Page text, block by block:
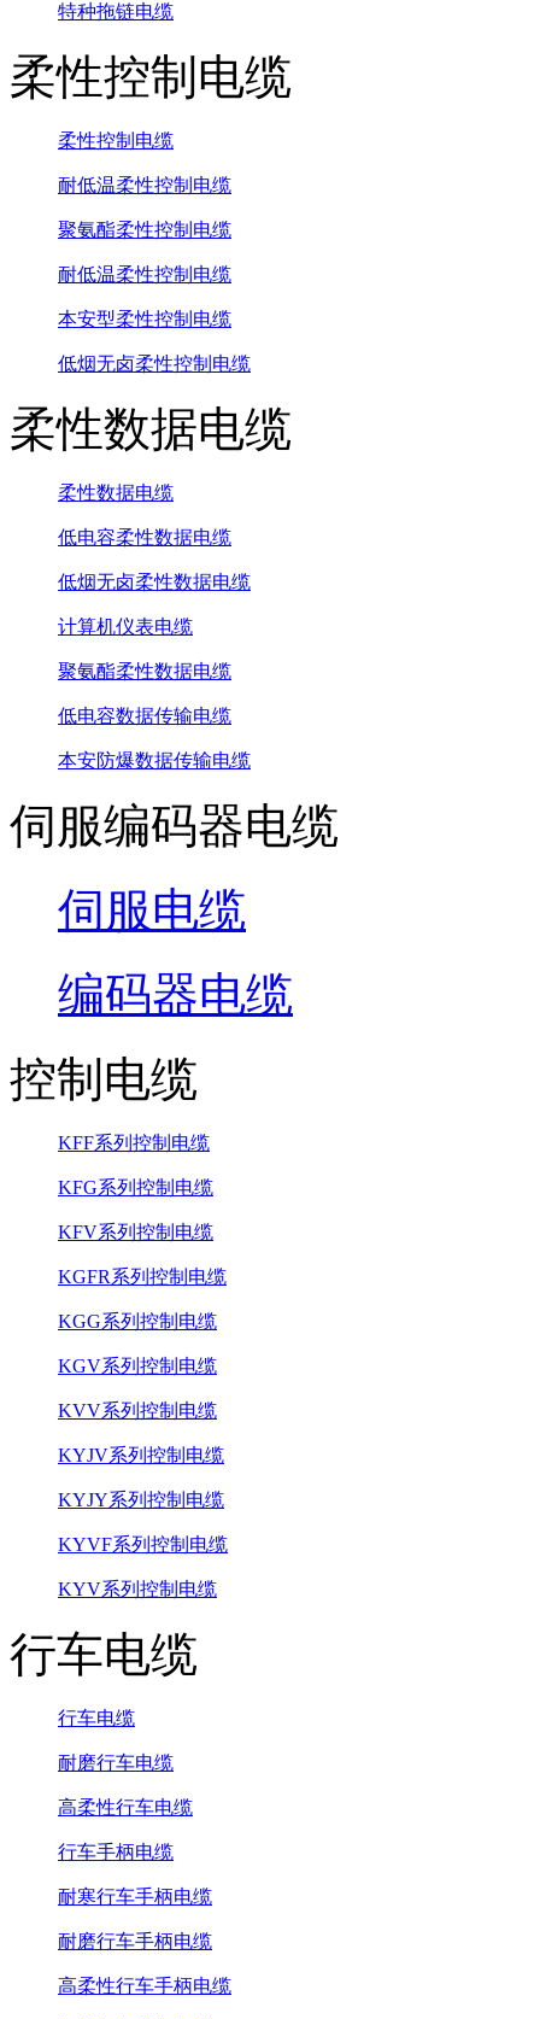
特种拖链电缆
柔性控制电缆
柔性控制电缆
耐低温柔性控制电缆
聚氨酯柔性控制电缆
耐低温柔性控制电缆
本安型柔性控制电缆
低烟无卤柔性控制电缆
柔性数据电缆
柔性数据电缆
低电容柔性数据电缆
低烟无卤柔性数据电缆
计算机仪表电缆
聚氨酯柔性数据电缆
低电容数据传输电缆
本安防爆数据传输电缆
伺服编码器电缆
伺服电缆
编码器电缆
控制电缆
KFF系列控制电缆
KFG系列控制电缆
KFV系列控制电缆
KGFR系列控制电缆
KGG系列控制电缆
KGV系列控制电缆
KVV系列控制电缆
KYJV系列控制电缆
KYJY系列控制电缆
KYVF系列控制电缆
KYV系列控制电缆
行车电缆
行车电缆
耐磨行车电缆
高柔性行车电缆
行车手柄电缆
耐寒行车手柄电缆
耐磨行车手柄电缆
高柔性行车手柄电缆